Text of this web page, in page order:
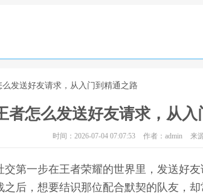
么发送好友请求，从入门到精通之路
者怎么发送好友请求，从入
时间：2026-07-04 07:07:53 作者：admin 来
交第一步在王者荣耀的世界里，发送好
之后，想要结识那位配合默契的队友，